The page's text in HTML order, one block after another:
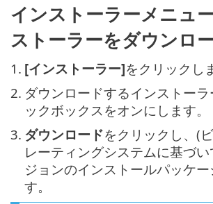
インストーラーメニュ
ストーラーをダウンロ
1. [インストーラー]をクリックし
2. ダウンロードするインストーラ
ックボックスをオンにします。
3. ダウンロードをクリックし、(
レーティングシステムに基づ
ジョンのインストールパッケー
す。